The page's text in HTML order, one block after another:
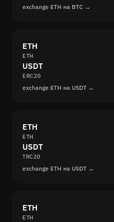
exchange ETH на BTC →
ETH
ETH
USDT
ERC20
exchange ETH на USDT →
ETH
ETH
USDT
TRC20
exchange ETH на USDT →
ETH
ETH